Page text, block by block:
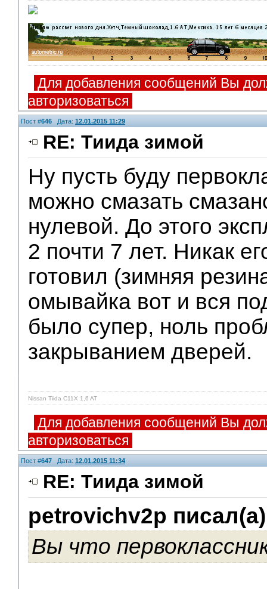
Для добавления сообщений Вы
авторизоваться
Пост #646 Дата: 12.01.2015 11:29
RE: Тиида зимой
Ну пусть буду
можно смазать
нулевой. До этого
2 почти 7 лет. Никак
готовил (зимняя
омывайка вот и вся
было супер, ноль
закрыванием дверей.
Nissan Tiida C11X 1,6 AT
Для добавления сообщений Вы
авторизоваться
Пост #647 Дата: 12.01.2015 11:34
RE: Тиида зимой
petrovichv2p
Вы что
V.I.P.